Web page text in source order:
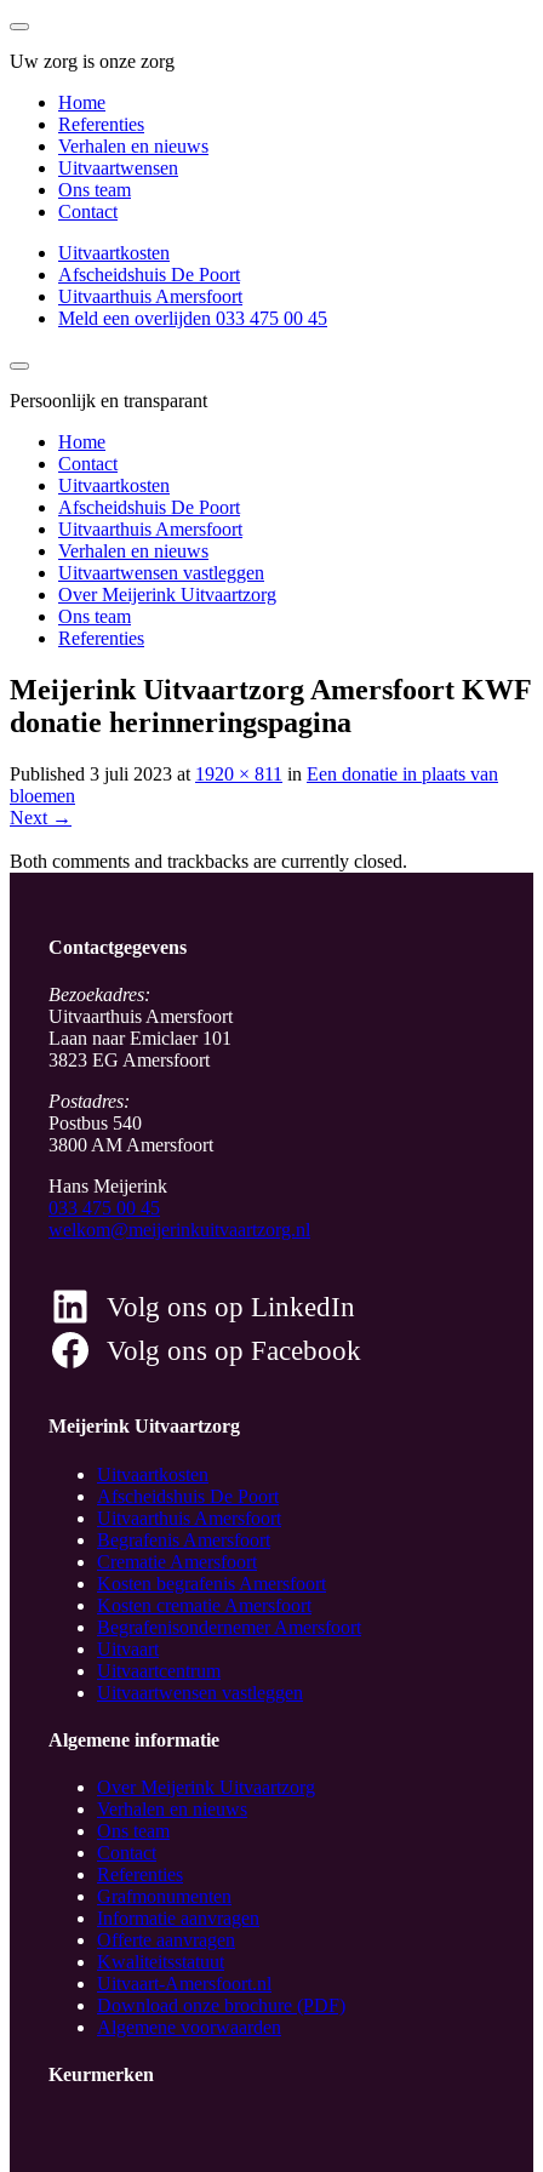
Uw zorg is onze zorg
Home
Referenties
Verhalen en nieuws
Uitvaartwensen
Ons team
Contact
Uitvaartkosten
Afscheidshuis De Poort
Uitvaarthuis Amersfoort
Meld een overlijden 033 475 00 45
Persoonlijk en transparant
Home
Contact
Uitvaartkosten
Afscheidshuis De Poort
Uitvaarthuis Amersfoort
Verhalen en nieuws
Uitvaartwensen vastleggen
Over Meijerink Uitvaartzorg
Ons team
Referenties
Meijerink Uitvaartzorg Amersfoort KWF
donatie herinneringspagina
Published 3 juli 2023 at 1920 × 811 in Een donatie in plaats van
bloemen
Next →
Both comments and trackbacks are currently closed.
Contactgegevens
Bezoekadres:
Uitvaarthuis Amersfoort
Laan naar Emiclaer 101
3823 EG Amersfoort
Postadres:
Postbus 540
3800 AM Amersfoort
Hans Meijerink
033 475 00 45
welkom@meijerinkuitvaartzorg.nl
Volg ons op LinkedIn
Volg ons op Facebook
Meijerink Uitvaartzorg
Uitvaartkosten
Afscheidshuis De Poort
Uitvaarthuis Amersfoort
Begrafenis Amersfoort
Crematie Amersfoort
Kosten begrafenis Amersfoort
Kosten crematie Amersfoort
Begrafenisondernemer Amersfoort
Uitvaart
Uitvaartcentrum
Uitvaartwensen vastleggen
Algemene informatie
Over Meijerink Uitvaartzorg
Verhalen en nieuws
Ons team
Contact
Referenties
Grafmonumenten
Informatie aanvragen
Offerte aanvragen
Kwaliteitsstatuut
Uitvaart-Amersfoort.nl
Download onze brochure (PDF)
Algemene voorwaarden
Keurmerken